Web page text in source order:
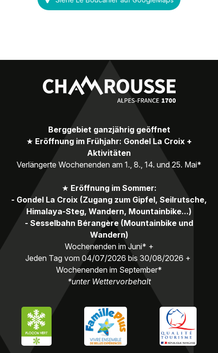
Berggebiet ganzjährig geöffnet
★ Eröffnung im Frühjahr: Gondel La Croix +
Aktivitäten
Verlängerte Wochenenden am 1., 8., 14. und 25. Mai*
★ Eröffnung im Sommer:
- Gondel La Croix (Zugang zum Gipfel, Seilrutsche,
Himalaya-Steg, Wandern, Mountainbike...)
- Sesselbahn Bérangère (Mountainbike und
Wandern)
Wochenenden im Juni* +
Jeden Tag vom 04/07/2026 bis 30/08/2026 +
Wochenenden im September*
*unter Wettervorbehalt